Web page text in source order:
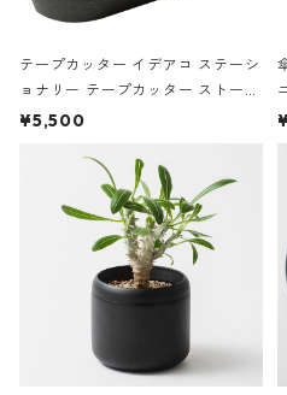
テープカッター イデアコ ステーシ
ョナリー テープカッター ストーン
サンドカラー 石調 ideaco Station
¥5,500